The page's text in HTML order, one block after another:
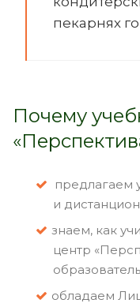
пекарнях
Почему
предлагаем
и
знаем, как
центр
обладаем